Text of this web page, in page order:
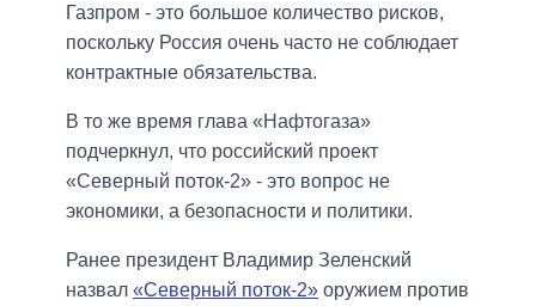
Газпром - это большое количество рисков,
поскольку Россия очень часто не соблюдает
контрактные обязательства.
В то же время глава «Нафтогаза»
подчеркнул, что российский проект
«Северный поток-2» - это вопрос не
экономики, а безопасности и политики.
Ранее президент Владимир Зеленский
назвал «Северный поток-2» оружием против